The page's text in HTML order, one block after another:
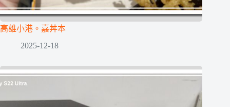
高雄小港。嘉丼本
2025-12-18